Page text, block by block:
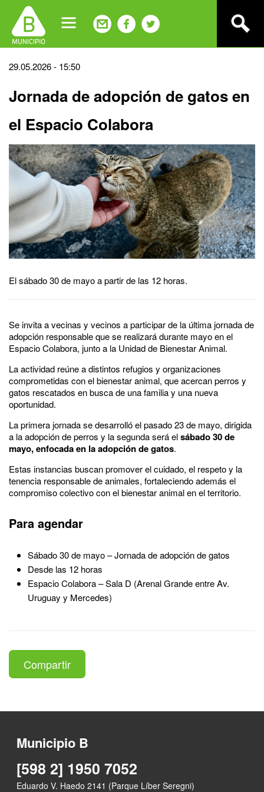
navigation
Back
top
29.05.2026 - 15:50
Jornada de adopción de gatos en
el Espacio Colabora
El sábado 30 de mayo a partir de las 12 horas.
Se invita a vecinas y vecinos a participar de la última jornada de
adopción responsable que se realizará durante mayo en el
Espacio Colabora, junto a la Unidad de Bienestar Animal.
La actividad reúne a distintos refugios y organizaciones
comprometidas con el bienestar animal, que acercan perros y
gatos rescatados en busca de una familia y una nueva
oportunidad.
La primera jornada se desarrolló el pasado 23 de mayo, dirigida
a la adopción de perros y la segunda será elsábado 30 de
mayo, enfocada en la adopción de gatos.
Estas instancias buscan promover el cuidado, el respeto y la
tenencia responsable de animales, fortaleciendo además el
compromiso colectivo con el bienestar animal en el territorio.
Para agendar
Sábado 30 de mayo – Jornada de adopción de gatos
Desde las 12 horas
Espacio Colabora – Sala D (Arenal Grande entre Av.
Uruguay y Mercedes)
Compartir
Municipio B
[598 2] 1950 7052
Eduardo V. Haedo 2141 (Parque Líber Seregni)